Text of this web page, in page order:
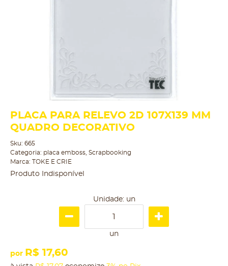
PLACA PARA RELEVO 2D 107X139 MM
QUADRO DECORATIVO
Sku: 665
Categoria: placa emboss Scrapbooking
Marca: TOKE E CRIE
Produto Indisponível
Unidade: un
un
por R$ 17,60